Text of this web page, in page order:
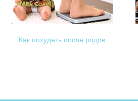
Как похудеть после родов